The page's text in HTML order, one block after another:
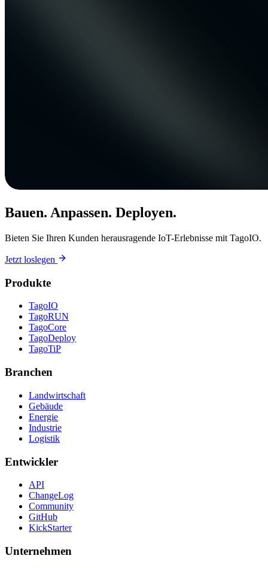
Bauen. Anpassen. Deployen.
Bieten Sie Ihren Kunden herausragende IoT-Erlebnisse mit TagoIO.
Jetzt loslegen
Produkte
TagoIO
TagoRUN
TagoCore
TagoDeploy
TagoTiP
Branchen
Landwirtschaft
Gebäude
Energie
Industrie
Logistik
Entwickler
API
ChangeLog
Community
GitHub
KickStarter
Unternehmen